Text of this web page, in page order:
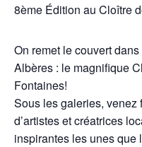
8ème Édition au Cloître
On remet le couvert
Albères : le magnifique
Fontaines!
Sous les galeries,
d’artistes et créatrices
inspirantes les unes que